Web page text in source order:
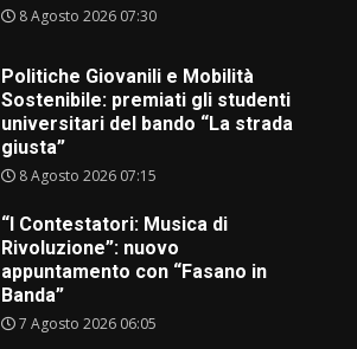
8 Agosto 2026 07:30
Politiche Giovanili e Mobilità
Sostenibile: premiati gli studenti
universitari del bando “La strada
giusta”
8 Agosto 2026 07:15
“I Contestatori: Musica di
Rivoluzione”: nuovo
appuntamento con “Fasano in
Banda”
7 Agosto 2026 06:05